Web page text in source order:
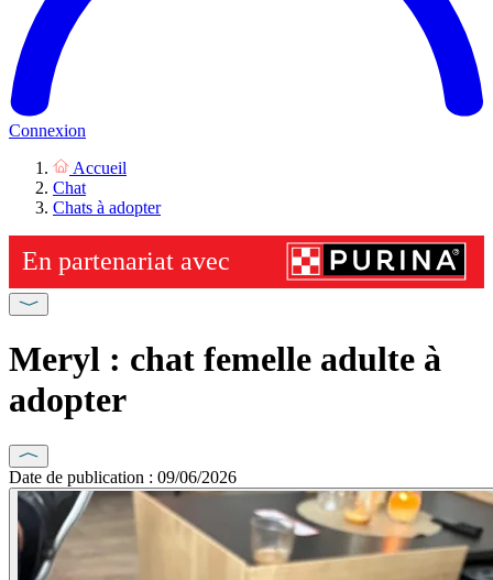
Connexion
Accueil
Chat
Chats à adopter
Meryl : chat femelle adulte à
adopter
Date de publication : 09/06/2026